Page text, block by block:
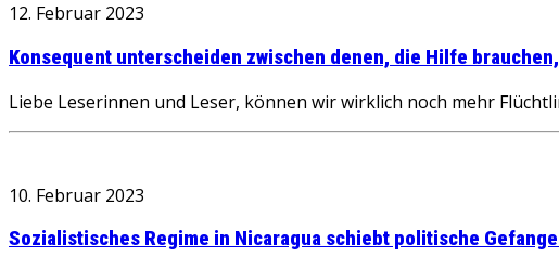
12. Februar 2023
Konsequent unterscheiden zwischen denen, die Hilfe
Liebe Leserinnen und Leser, können wir wirklich noch mehr
10. Februar 2023
Sozialistisches Regime in Nicaragua schiebt politische